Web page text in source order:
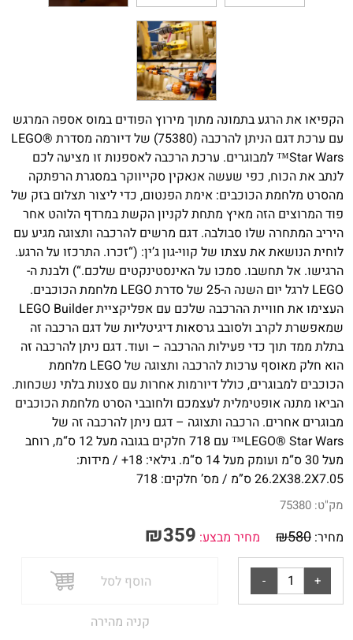
הקפיאו את הרגע בתמונה מתוך מירוץ הפודים במוס אספה המרגש
עם ערכת דגם הניתן להרכבה (75380) של דיורמה מסדרת LEGO®
Star Wars™ למבוגרים. ערכת הרכבה לאספנות זו מציעה לכם
לנתב את הכוח, כפי שעשה אנאקין סקייווקר במסגרת הרפתקה
מהסרט מלחמת הכוכבים: אימת הפנטום, כדי ליצור תצלום בזק של
פוד המרוצים הזה מאיץ מתחת לקניון הקשת במרדף הלוהט אחר
היריב המתחרה שלו סבולבה. דגם מרשים להרכבה ותצוגה מגיע עם
לוחית הנושאת את עצתו של קווי-גון ג’ין: (“זכרו. התרכזו על הרגע.
הרגישו. אל תחשבו. סמכו על האינסטינקטים שלכם.“) ולבנת ה-
LEGO לרגל יום השנה ה-25 של סדרת LEGO מלחמת הכוכבים.
העצימו את חוויית ההרכבה שלכם עם אפליקציית
LEGO Builder
שמאפשרת לקרב ולסובב גרסאות דיגיטליות של דגם הרכבה זה
בתלת ממד תוך כדי פעילות ההרכבה – ועוד. דגם ניתן להרכבה זה
הוא חלק מאוסף ערכות להרכבה ותצוגה של LEGO מלחמת
הכוכבים למבוגרים, כולל דיורמות אחרות עם סצנות בלתי נשכחות.
הביאו מתנה אופטימלית לעצמכם ולחובבי הסרט מלחמת הכוכבים
מבוגרים אחרים. הרכבה ותצוגה – דגם ניתן להרכבה זה של
LEGO® Star Wars™ עם 718 חלקים בגובה מעל 12 ס“מ, רוחב
מעל 30 ס“מ ועומק מעל 14 ס“מ. גילאי: 18+ / מידות:
26.2X38.2X7.05 ס”מ / מס’ חלקים: 718
מק"ט: 75380
מחיר: ₪580 מחיר מבצע: ₪359
הוסף לסל
קניה מהירה